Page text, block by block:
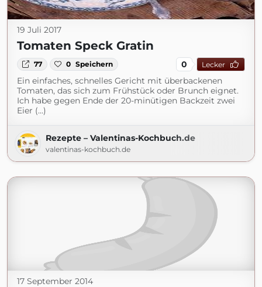
19 Juli 2017
Tomaten Speck Gratin
77 0 Speichern 0 Lecker
Ein einfaches, schnelles Gericht mit überbackenen
Tomaten, das sich zum Frühstück oder Brunch eignet.
Ich habe gegen Ende der 20-minütigen Backzeit zwei
Eier (...)
Rezepte – Valentinas-Kochbuch.de
valentinas-kochbuch.de
17 September 2014